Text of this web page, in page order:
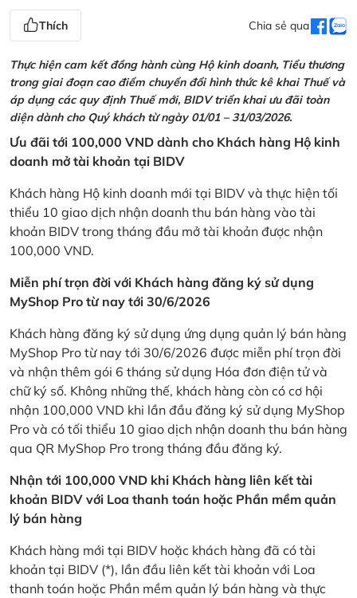
Thích Chia sẻ qua
Thực hiện cam kết đồng hành cùng Hộ kinh doanh, Tiểu thương
trong giai đoạn cao điểm chuyển đổi hình thức kê khai Thuế và
áp dụng các quy định Thuế mới, BIDV triển khai ưu đãi toàn
diện dành cho Quý khách từ ngày 01/01 – 31/03/2026.
Ưu đãi tới 100,000 VND dành cho Khách hàng Hộ kinh
doanh mở tài khoản tại BIDV
Khách hàng Hộ kinh doanh mới tại BIDV và thực hiện tối
thiểu 10 giao dịch nhận doanh thu bán hàng vào tài
khoản BIDV trong tháng đầu mở tài khoản được nhận
100,000 VND.
Miễn phí trọn đời với Khách hàng đăng ký sử dụng
MyShop Pro từ nay tới 30/6/2026
Khách hàng đăng ký sử dụng ứng dụng quản lý bán hàng
MyShop Pro từ nay tới 30/6/2026 được miễn phí trọn đời
và nhận thêm gói 6 tháng sử dụng Hóa đơn điện tử và
chữ ký số. Không những thế, khách hàng còn có cơ hội
nhận 100,000 VND khi lần đầu đăng ký sử dụng MyShop
Pro và có tối thiểu 10 giao dịch nhận doanh thu bán hàng
qua QR MyShop Pro trong tháng đầu đăng ký.
Nhận tới 100,000 VND khi Khách hàng liên kết tài
khoản BIDV với Loa thanh toán hoặc Phần mềm quản
lý bán hàng
Khách hàng mới tại BIDV hoặc khách hàng đã có tài
khoản tại BIDV (*), lần đầu liên kết tài khoản với Loa
thanh toán hoặc Phần mềm quản lý bán hàng và thực